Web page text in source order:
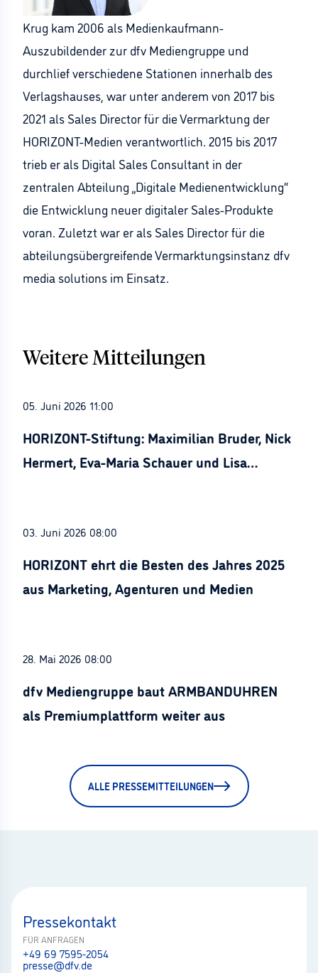
Krug kam 2006 als Medienkaufmann-
Auszubildender zur dfv Mediengruppe und
durchlief verschiedene Stationen innerhalb des
Verlagshauses, war unter anderem von 2017 bis
2021 als Sales Director für die Vermarktung der
HORIZONT-Medien verantwortlich. 2015 bis 2017
trieb er als Digital Sales Consultant in der
zentralen Abteilung „Digitale Medienentwicklung“
die Entwicklung neuer digitaler Sales-Produkte
voran. Zuletzt war er als Sales Director für die
abteilungsübergreifende Vermarktungsinstanz dfv
media solutions im Einsatz.
Weitere Mitteilungen
05. Juni 2026 11:00
HORIZONT-Stiftung: Maximilian Bruder, Nick
Hermert, Eva-Maria Schauer und Lisa
03. Juni 2026 08:00
HORIZONT ehrt die Besten des Jahres 2025
aus Marketing, Agenturen und Medien
28. Mai 2026 08:00
dfv Mediengruppe baut ARMBANDUHREN
als Premiumplattform weiter aus
ALLE PRESSEMITTEILUNGEN
Pressekontakt
FÜR ANFRAGEN
+49 69 7595-2054
presse@dfv.de